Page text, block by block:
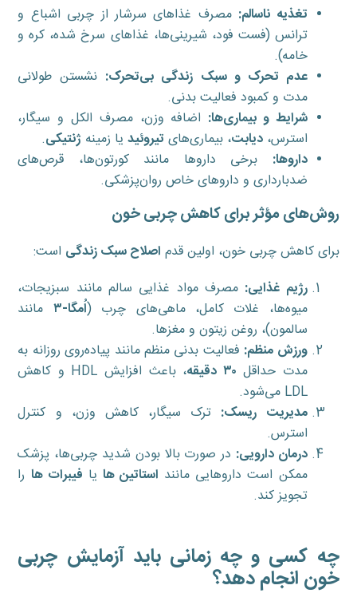
تغذیه ناسالم: مصرف غذاهای سرشار از چربی اشباع و
ترانس (فست فود، شیرینی‌ها، غذاهای سرخ شده، کره و
خامه).
عدم تحرک و سبک زندگی بی‌تحرک: نشستن طولانی
مدت و کمبود فعالیت بدنی.
شرایط و بیماری‌ها: اضافه وزن، مصرف الکل و سیگار،
استرس،دیابت، بیماری‌های تیروئید یا زمینه ژنتیکی.
داروها: برخی داروها مانند کورتون‌ها، قرص‌های
ضدبارداری و داروهای خاص روان‌پزشکی.
روش‌های مؤثر برای کاهش چربی خون
برای کاهش چربی خون، اولین قدم اصلاح سبک زندگی است:
رژیم غذایی: مصرف مواد غذایی سالم مانند سبزیجات،
میوه‌ها، غلات کامل، ماهی‌های چرب (اُمگا-۳ مانند
سالمون)، روغن زیتون و مغزها.
ورزش منظم: فعالیت بدنی منظم مانند پیاده‌روی روزانه به
مدت حداقل ۳۰ دقیقه
، باعث افزایش HDL و کاهش
LDL می‌شود.
مدیریت ریسک: ترک سیگار، کاهش وزن، و کنترل
استرس.
درمان دارویی: در صورت بالا بودن شدید چربی‌ها، پزشک
ممکن است داروهایی مانند استاتین‌ ها یا فیبرات‌ ها را
تجویز کند.
چه کسی و چه زمانی باید آزمایش چربی
خون انجام دهد؟